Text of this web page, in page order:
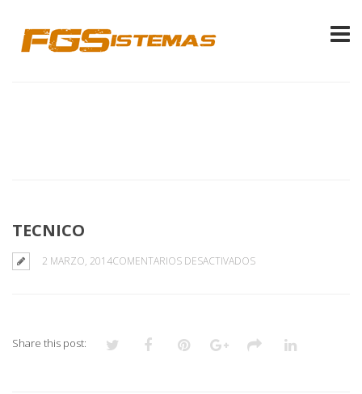
TECNICO
2 MARZO, 2014COMENTARIOS DESACTIVADOSEN
Share this post: